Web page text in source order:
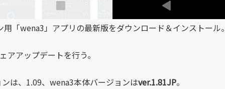
「wena3」アプリの最新版をダウンロード＆インストール
アアップデートを行う。
は、1.09、wena3本体バージョンはver.1.81JP。